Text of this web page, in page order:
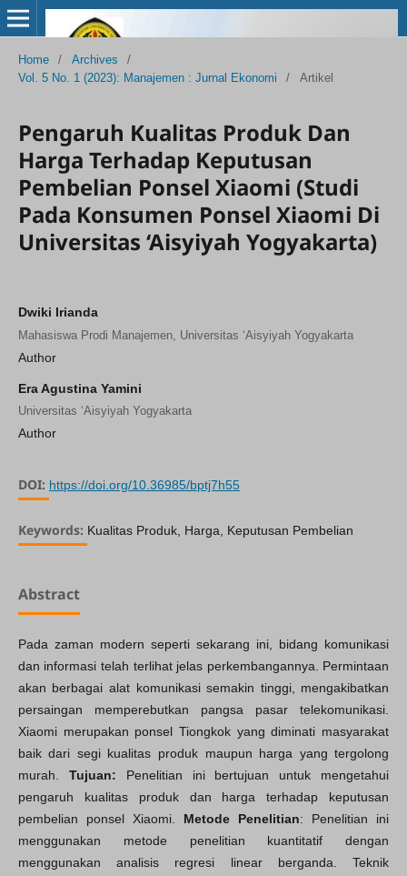
Home / Archives
/
Vol. 5 No. 1 (2023): Manajemen : Jurnal Ekonomi
/ Artikel
Pengaruh Kualitas Produk Dan
Harga Terhadap Keputusan
Pembelian Ponsel Xiaomi (Studi
Pada Konsumen Ponsel Xiaomi Di
Universitas ‘Aisyiyah Yogyakarta)
Dwiki Irianda
Mahasiswa Prodi Manajemen, Universitas ‘Aisyiyah Yogyakarta
Author
Era Agustina Yamini
Universitas ‘Aisyiyah Yogyakarta
Author
DOI: https://doi.org/10.36985/bptj7h55
Keywords: Kualitas Produk, Harga, Keputusan Pembelian
Abstract
Pada zaman modern seperti sekarang ini, bidang komunikasi
dan informasi telah terlihat jelas perkembangannya. Permintaan
akan berbagai alat komunikasi semakin tinggi, mengakibatkan
persaingan memperebutkan pangsa pasar telekomunikasi.
Xiaomi merupakan ponsel Tiongkok yang diminati masyarakat
baik dari segi kualitas produk maupun harga yang tergolong
murah. Tujuan: Penelitian ini bertujuan untuk mengetahui
pengaruh kualitas produk dan harga terhadap keputusan
pembelian ponsel Xiaomi. Metode Penelitian: Penelitian ini
menggunakan metode penelitian kuantitatif dengan
menggunakan analisis regresi linear berganda. Teknik